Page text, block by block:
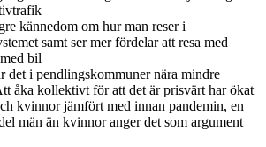
kännedom om hur man reser i
samt ser mer fördelar att resa med
bil
det i pendlingskommuner nära mindre
åka kollektivt för att det är prisvärt har ökat
kvinnor jämfört med innan pandemin, en
män än kvinnor anger det som argument